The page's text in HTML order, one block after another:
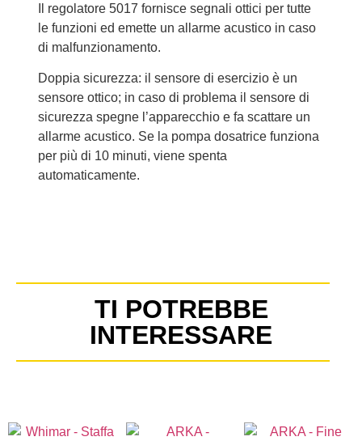
Il regolatore 5017 fornisce segnali ottici per tutte
le funzioni ed emette un allarme acustico in caso
di malfunzionamento.
Doppia sicurezza: il sensore di esercizio è un
sensore ottico; in caso di problema il sensore di
sicurezza spegne l’apparecchio e fa scattare un
allarme acustico. Se la pompa dosatrice funziona
per più di 10 minuti, viene spenta
automaticamente.
TI POTREBBE
INTERESSARE